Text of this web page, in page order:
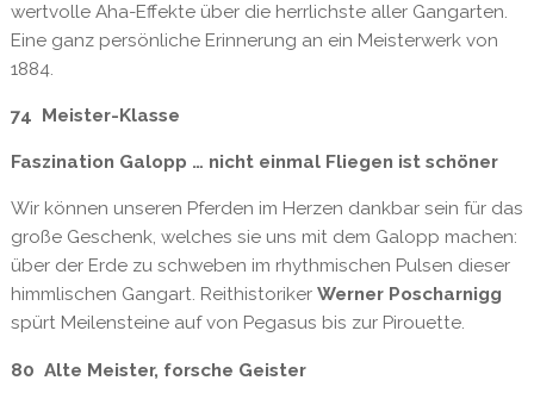
wertvolle Aha-Effekte über die herrlichste aller Gangarten.
Eine ganz persönliche Erinnerung an ein Meisterwerk von
1884.
74 Meister-Klasse
Faszination Galopp … nicht einmal Fliegen ist schöner
Wir können unseren Pferden im Herzen dankbar sein für das
große Geschenk, welches sie uns mit dem Galopp machen:
über der Erde zu schweben im rhythmischen Pulsen dieser
himmlischen Gangart. Reithistoriker Werner Poscharnigg
spürt Meilensteine auf von Pegasus bis zur Pirouette.
80 Alte Meister, forsche Geister